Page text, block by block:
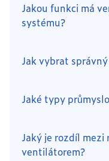
Jakou funkci má
systému?
Jak vybrat
Jaké typy
Jaký je rozdíl mezi
ventilátorem?